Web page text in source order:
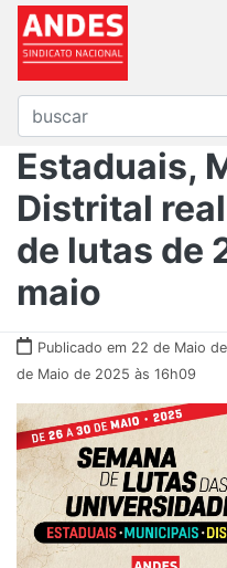
Estaduais,
Distrital
de lutas de
maio
Publicado em 22 de Maio
de Maio de 2025 às 16h09